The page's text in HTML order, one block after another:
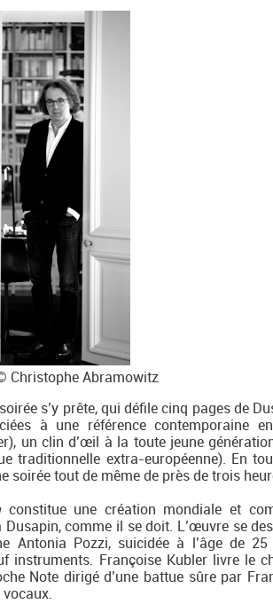
Christophe Abramowitz
s’y prête, qui défile cinq pages de
à une référence contemporaine
un clin d’œil à la toute jeune
traditionnelle extra-européenne). En
soirée tout de même de près de trois
constitue une création mondiale et
Dusapin, comme il se doit. L’œuvre se
Antonia Pozzi, suicidée à l’âge de
instruments. Françoise Kubler livre le
Note dirigé d’une battue sûre par